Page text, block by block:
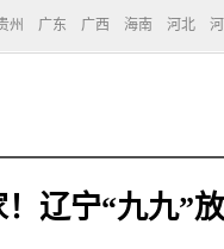
州 广东 广西 海南 河北
辽宁“九九”